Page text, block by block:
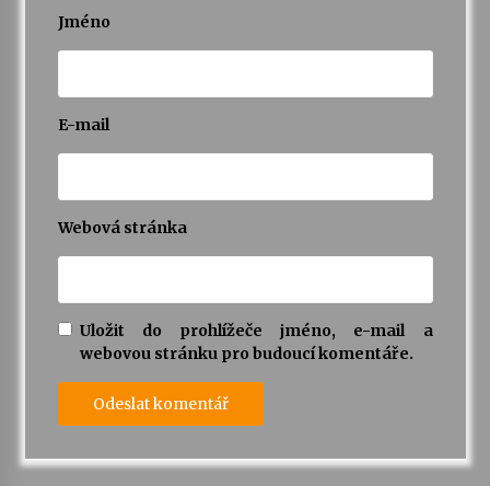
Jméno
E-mail
Webová stránka
Uložit do prohlížeče jméno, e-mail a
webovou stránku pro budoucí komentáře.